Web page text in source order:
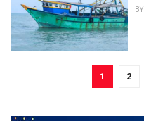
BY
1 2